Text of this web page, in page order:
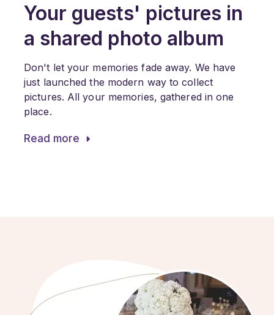
Your guests' pictures in
a shared photo album
Don't let your memories fade away. We have
just launched the modern way to collect
pictures. All your memories, gathered in one
place.
Read more